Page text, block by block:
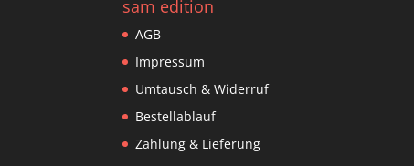
sam edition
AGB
Impressum
Umtausch & Widerruf
Bestellablauf
Zahlung & Lieferung